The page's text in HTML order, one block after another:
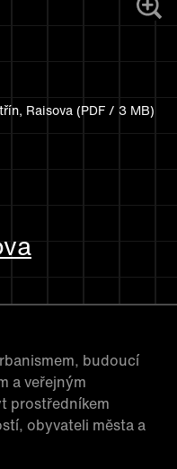
Raisova (PDF / 3 MB)
budoucí
a veřejným
prostředníkem
obyvateli města a